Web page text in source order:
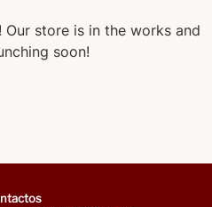
store is in the works and
soon!